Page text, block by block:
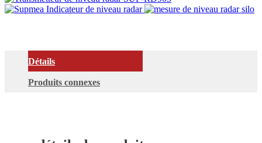
Détails
Produits connexes